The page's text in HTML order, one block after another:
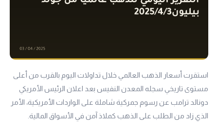
استقرت أسعار الذهب العالمي خلال تداولات اليوم بالقرب من أعلى
مستوى تاريخي سجله المعدن النفيس بعد اعلان الرئيس الأمريكي
دونالد ترامب عن رسوم جمركية شاملة على الواردات الأمريكية، الأمر
الذي زاد من الطلب على الذهب كملاذ آمن في الأسواق المالية.